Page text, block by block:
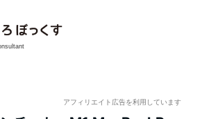
アフィリエイト広告を利用しています